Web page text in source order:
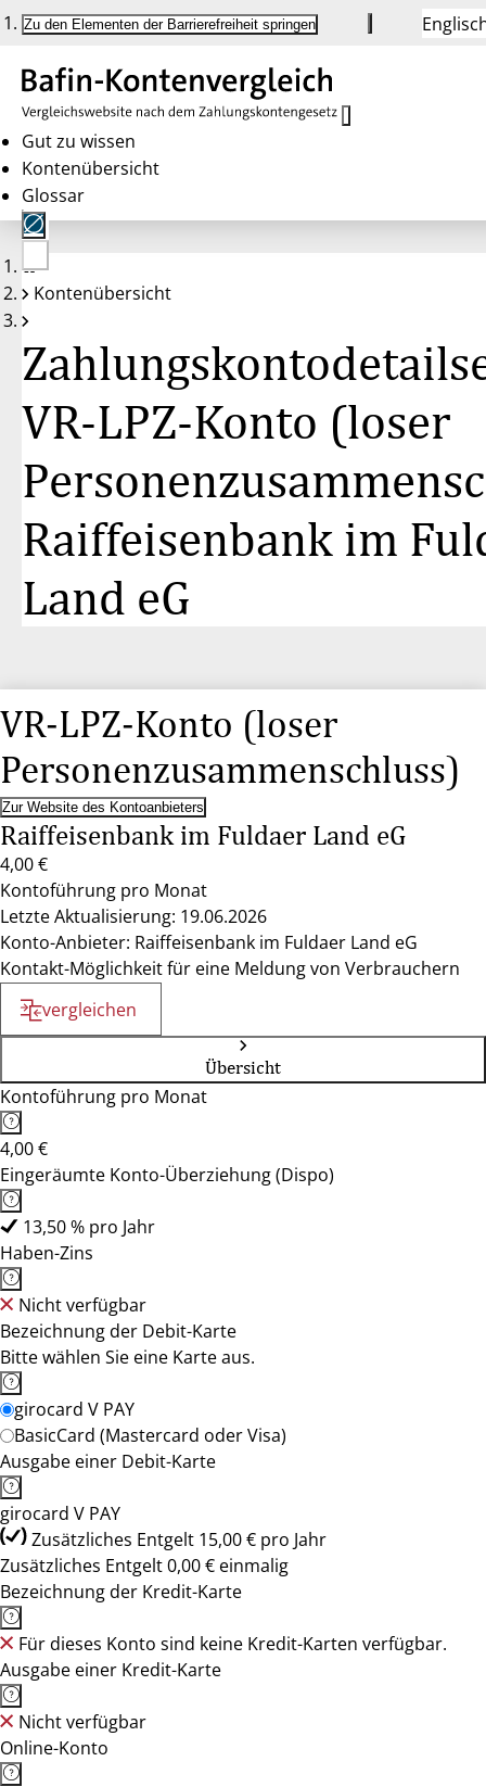
Zu den Elementen der Barrierefreiheit springen
Gut zu wissen
Kontenübersicht
Glossar
Keine
Konten
Kontenübersicht
VR-LPZ-Konto (loser
Raiffeisenbank im
Land eG
VR-LPZ-Konto (loser
Personenzusammenschluss)
Zur Website des Kontoanbieters
Raiffeisenbank im Fuldaer Land eG
4,00 €
Kontoführung pro Monat
Letzte Aktualisierung: 19.06.2026
Konto-Anbieter: Raiffeisenbank im Fuldaer Land eG
Kontakt-Möglichkeit für eine Meldung von Verbrauchern
vergleichen
Übersicht
Kontoführung pro Monat
4,00 €
Eingeräumte Konto-Überziehung (Dispo)
13,50 % pro Jahr
Haben-Zins
Nicht verfügbar
Bezeichnung der Debit-Karte
Bitte wählen Sie eine Karte aus.
girocard V PAY
BasicCard (Mastercard oder Visa)
Ausgabe einer Debit-Karte
girocard V PAY
Zusätzliches Entgelt 15,00 € pro Jahr
Zusätzliches Entgelt 0,00 € einmalig
Bezeichnung der Kredit-Karte
Für dieses Konto sind keine Kredit-Karten verfügbar.
Ausgabe einer Kredit-Karte
Nicht verfügbar
Online-Konto